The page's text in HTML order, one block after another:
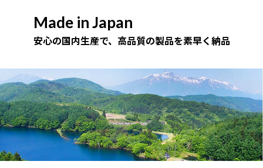
Made in Japan
安心の国内生産で、高品質の製品を素早く納品